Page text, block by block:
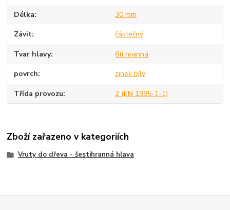
Délka 30 mm
Závit částečný
Tvar hlavy 6ti hranná
povrch zinek bílý
Třída provozu 2 (EN 1995-1-1)
Zboží zařazeno v kategoriích
Vruty do dřeva - šestihranná hlava